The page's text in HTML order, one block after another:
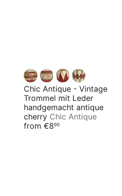
Chic Antique - Vintage
Trommel mit Leder
handgemacht antique
cherry Chic Antique
from €890